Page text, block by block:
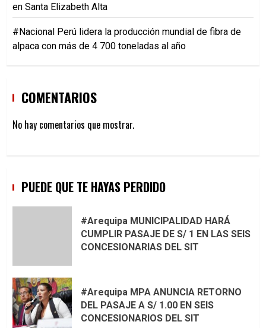
en Santa Elizabeth Alta
#Nacional Perú lidera la producción mundial de fibra de
alpaca con más de 4 700 toneladas al año
COMENTARIOS
No hay comentarios que mostrar.
PUEDE QUE TE HAYAS PERDIDO
#Arequipa MUNICIPALIDAD HARÁ
CUMPLIR PASAJE DE S/ 1 EN LAS SEIS
CONCESIONARIAS DEL SIT
#Arequipa MPA ANUNCIA RETORNO
DEL PASAJE A S/ 1.00 EN SEIS
CONCESIONARIOS DEL SIT